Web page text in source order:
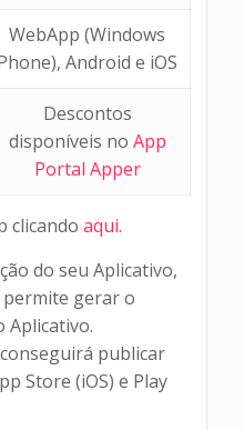
WebApp (Windows
Android e iOS
Descontos
disponíveis no App
Portal Apper
clicando aqui.
do seu Aplicativo,
permite gerar o
Aplicativo.
publicar
Store (iOS) e Play